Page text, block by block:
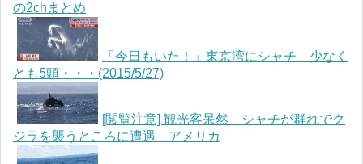
の2chまとめ
「今日もいた！」東京湾にシャチ 少なく
とも5頭・・・(2015/5/27)
[閲覧注意] 観光客呆然 シャチが群れでク
ジラを襲うところに遭遇 アメリカ